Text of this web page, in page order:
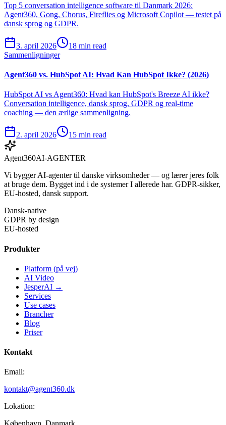
Top 5 conversation intelligence software til Danmark 2026:
Agent360, Gong, Chorus, Fireflies og Microsoft Copilot — testet på
dansk sprog og GDPR.
3. april 2026
18 min read
Sammenligninger
Agent360 vs. HubSpot AI: Hvad Kan HubSpot Ikke? (2026)
HubSpot AI vs Agent360: Hvad kan HubSpot's Breeze AI ikke?
Conversation intelligence, dansk sprog, GDPR og real-time
coaching — den ærlige sammenligning.
2. april 2026 15 min read
Agent360AI-AGENTER
Vi bygger AI-agenter til danske virksomheder — og lærer jeres folk
at bruge dem. Bygget ind i de systemer I allerede har. GDPR-sikker,
EU-hosted, dansk support.
Dansk-native
GDPR by design
EU-hosted
Produkter
Platform (på vej)
AI Video
JesperAI →
Services
Use cases
Brancher
Blog
Priser
Kontakt
Email:
kontakt@agent360.dk
Lokation: